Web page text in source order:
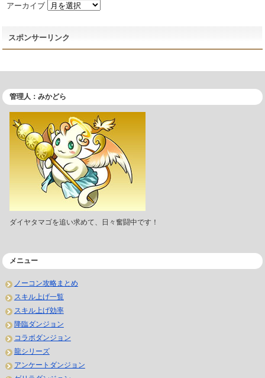
アーカイブ
スポンサーリンク
管理人：みかどら
ダイヤタマゴを追い求めて、日々奮闘中です！
メニュー
ノーコン攻略まとめ
スキル上げ一覧
スキル上げ効率
降臨ダンジョン
コラボダンジョン
龍シリーズ
アンケートダンジョン